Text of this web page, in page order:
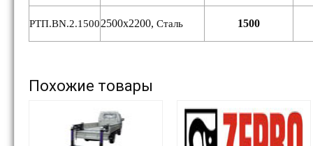
РТП.ВN.2.15002500х2200, Сталь 1500
Похожие товары